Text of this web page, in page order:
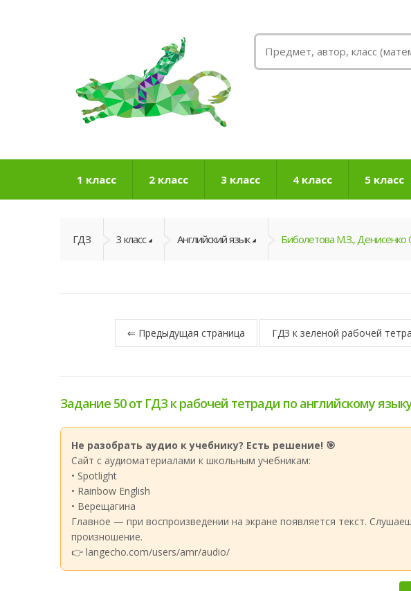
1 класс 2 класс 3 класс 4 класс 5 класс
ГДЗ 3 класс Английский язык Биболетова М.З., Денисенко
⇐ Предыдущая страница ГДЗ к зеленой рабочей
Задание 50 от ГДЗ к рабочей тетради по английскому
Не разобрать аудио к учебнику? Есть решение! 🎯
Сайт с аудиоматериалами к школьным учебникам:
• Spotlight
• Rainbow English
• Верещагина
Главное — при воспроизведении на экране появляется текст.
произношение.
👉 langecho.com/users/amr/audio/